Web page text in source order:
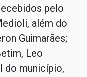
pelo
além do
Guimarães;
Leo
do município,